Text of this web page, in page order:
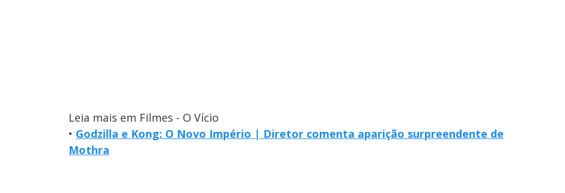
Leia mais em Filmes - O Vício
• Godzilla e Kong: O Novo Império | Diretor comenta aparição surpreendente de
Mothra